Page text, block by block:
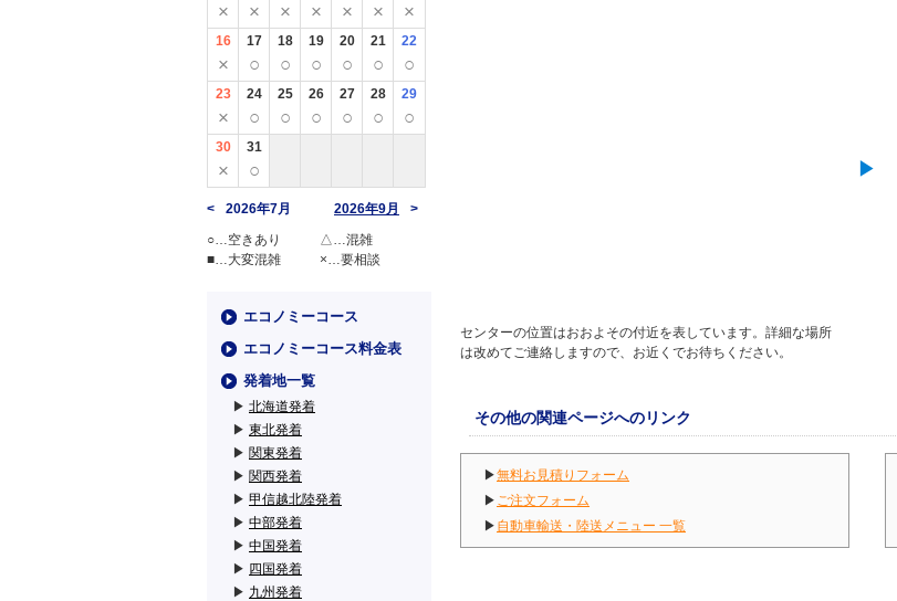
センターの位置はおおよその付近を表しています。詳細な場所
は改めてご連絡しますので、お近くでお待ちください。
▶
その他の関連ページへのリンク
▶無料お見積りフォーム
▶ ご注文フォーム
▶ 自動車輸送・陸送メニュー 一覧
× × × × × × ×
16
×
17
○
18
○
19
○
20
○
21
○
22
○
23
×
24
○
25
○
26
○
27
○
28
○
29
○
30
×
31
○
2026年7月
2026年9月
○…空きあり
△…混雑
■…大変混雑
×…要相談
エコノミーコース
エコノミーコース料金表
発着地一覧
▶ 北海道発着
▶ 東北発着
▶ 関東発着
▶ 関西発着
▶ 甲信越北陸発着
▶ 中部発着
▶ 中国発着
▶ 四国発着
▶ 九州発着